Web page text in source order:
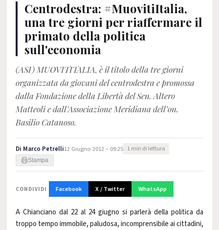
Centrodestra: #MuovitiItalia,
una tre giorni per riaffermare il
primato della politica
sull'economia
(ASI) MUOVITITALIA, è il titolo della tre giorni
organizzata da giovani del centrodestra e promossa
dalla Fondazione della Libertà del Sen. Altero
Matteoli e dall’Associazione Meridiana dell’on.
Basilio Catanoso.
Di Marco Petrelli12 Giugno 2012 – 09:25 1 min di lettura
Stampa
CONDIVIDI Facebook X / Twitter WhatsApp
A Chianciano dal 22 al 24 giugno si parlerà della politica da
troppo tempo immobile, paludosa, incomprensibile ai cittadini,